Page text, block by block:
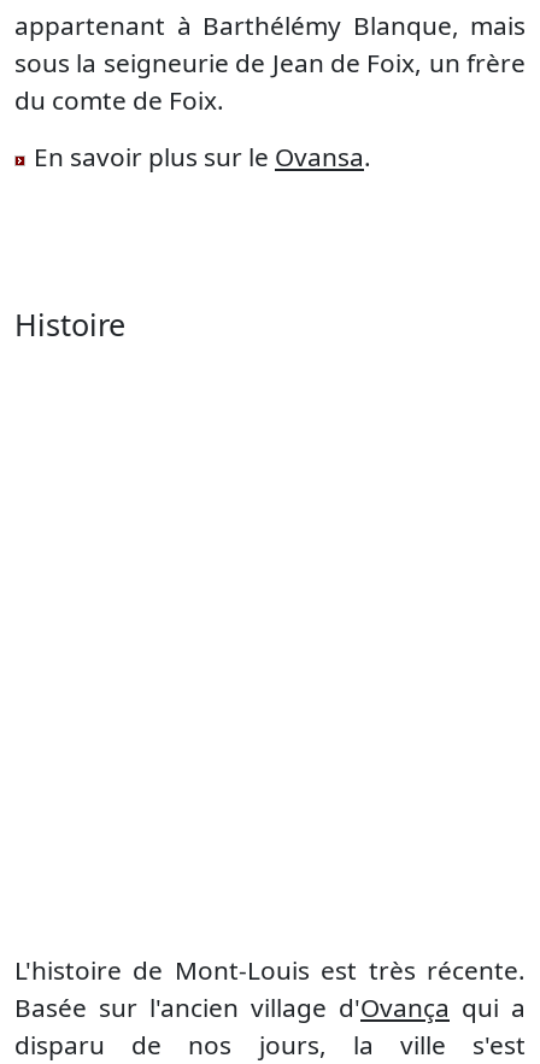
appartenant à Barthélémy Blanque, mais
sous la seigneurie de Jean de Foix, un frère
du comte de Foix.
En savoir plus sur le Ovansa.
Histoire
L'histoire de Mont-Louis est très récente.
Basée sur l'ancien village d'Ovança qui a
disparu de nos jours, la ville s'est